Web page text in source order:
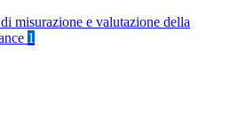
misurazione e valutazione della
1